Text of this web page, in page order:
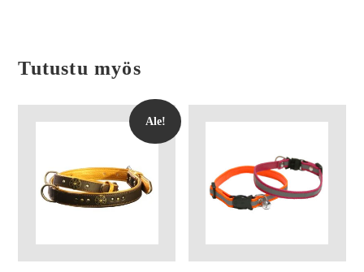
Tutustu myös
Ale!